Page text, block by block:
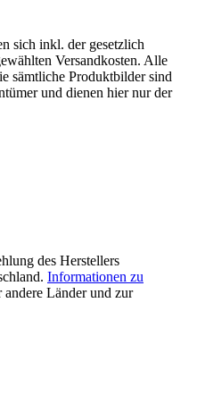
sich inkl. der gesetzlich
Versandkosten. Alle
sämtliche Produktbilder sind
und dienen hier nur der
des Herstellers
Informationen zu
andere Länder und zur